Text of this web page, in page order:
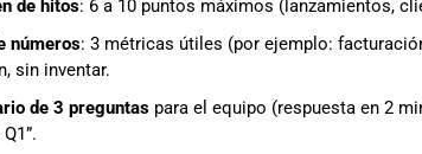
de hitos: 6 a 10 puntos máximos (lanzamientos,
números: 3 métricas útiles (por ejemplo:
sin inventar.
de 3 preguntas para el equipo (respuesta en 2